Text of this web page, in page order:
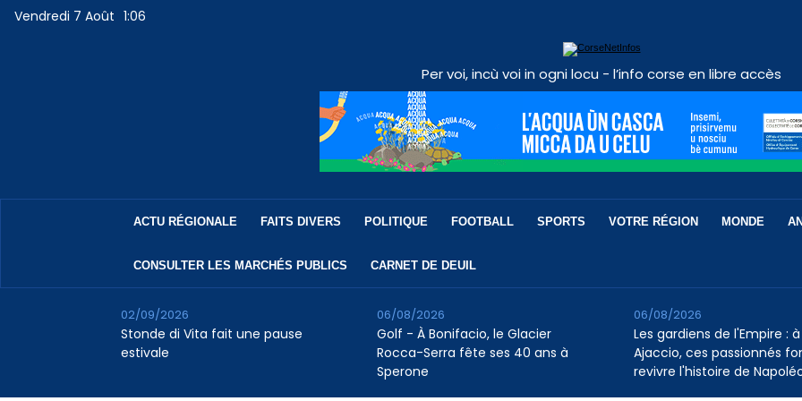
Vendredi 7 Août 1:06
Per voi, incù voi in ogni locu - l’info corse en libre accès
ACTU RÉGIONALE FAITS DIVERS POLITIQUE FOOTBALL SPORTS VOTRE RÉGION MONDE
CONSULTER LES MARCHÉS PUBLICS CARNET DE DEUIL
Stonde di Vita fait une pause
estivale
02/09/2026
Golf - À Bonifacio, le Glacier
Rocca-Serra fête ses 40 ans à
Sperone
06/08/2026
Les gardiens de l'Empire : à
Ajaccio, ces passionnés
revivre l'histoire de
06/08/2026